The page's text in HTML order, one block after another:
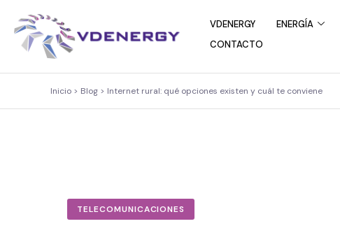
VDENERGY ENERGÍA
CONTACTO
Inicio > Blog > Internet rural: qué opciones existen y cuál te conviene
TELECOMUNICACIONES